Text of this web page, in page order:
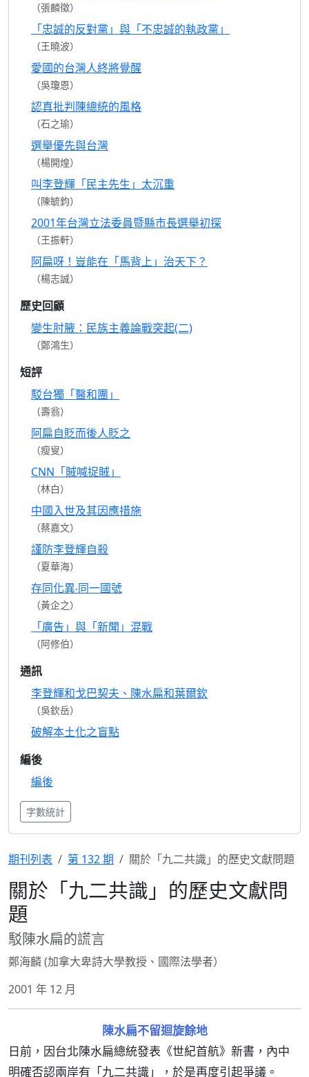
（張麟徵）
「忠誠的反對黨」與「不忠誠的執政黨」
（王曉波）
愛國的台灣人終將覺醒
（吳瓊恩）
認真批判陳總統的風格
（石之瑜）
選舉優先與台灣
（楊開煌）
叫李登輝「民主先生」太沉重
（陳毓鈞）
2001年台灣立法委員暨縣市長選舉初探
（王振軒）
阿扁呀！豈能在「馬背上」治天下？
（楊志誠）
歷史回顧
變生肘腋：民族主義論戰突起(二)
（鄭鴻生）
短評
駁台獨「醫和團」
（壽翁）
阿扁自貶而後人貶之
（瘦叟）
CNN「賊喊捉賊」
（林白）
中國入世及其因應措施
（蔡嘉文）
謹防李登輝自殺
（夏華海）
存同化異‧同一國號
（黃企之）
「廣告」與「新聞」混戰
（阿修伯）
通訊
李登輝和戈巴契夫、陳水扁和葉爾欽
（吳欽岳）
破解本土化之盲點
編後
編後
字數統計
期刊列表 第 132 期 關於「九二共識」的歷史文獻問題
關於「九二共識」的歷史文獻問
題
駁陳水扁的謊言
鄭海麟 (加拿大卑詩大學教授、國際法學者）
2001 年 12 月
陳水扁不留迴旋餘地
日前，因台北陳水扁總統發表《世紀首航》新書，內中
明確否認兩岸有「九二共識」，於是再度引起爭議。